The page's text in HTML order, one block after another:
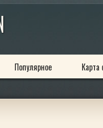
Популярное Карта